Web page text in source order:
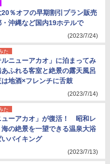
％オフの早期割引プラン販売
沖縄など国内19ホテルで
(2023/7/24)
た
ニューアカオ」に泊まってみ
ふれる客室と絶景の露天風呂
地酒×フレンチに舌鼓
(2023/7/14)
た
ューアカオ」が復活！ 昭和レ
海の絶景を一望できる温泉大浴
バイキング
(2023/7/13)